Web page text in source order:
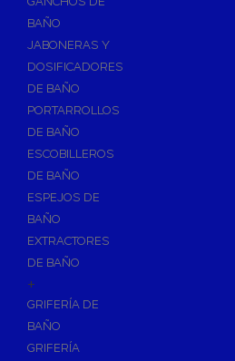
Accesorios y Grupos Contra
Calderas y estufas de
Sistemas de Energía Solar
Estructuras de soporte
Sistemas de Aerotermia
Sistemas de Energía Solar
Paneles
Inversores
Baterías
Estructuras
Fontanería
Aislamientos para Tuberías
BAÑO
JABONERAS Y
DOSIFICADORES
DE BAÑO
PORTARROLLOS
DE BAÑO
ESCOBILLEROS
DE BAÑO
ESPEJOS DE
BAÑO
EXTRACTORES
DE BAÑO
+
GRIFERÍA DE
BAÑO
GRIFERÍA